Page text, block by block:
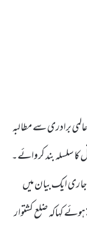
برادری سے مطالبہ
کا سلسلہ بند کروائے۔
ایک بیان میں
کہاکہ ضلع کشتوار